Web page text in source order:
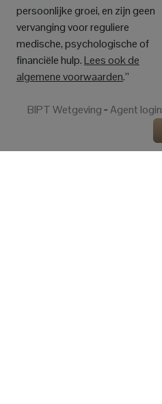
persoonlijke groei, en zijn geen
vervanging voor reguliere
medische, psychologische of
financiële hulp.Lees ook de
algemene voorwaarden.”
BIPT Wetgeving‐Agent login